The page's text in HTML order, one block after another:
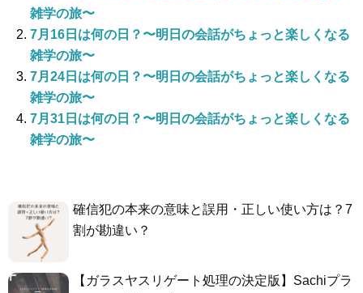
雑学の旅〜
7月16日は何の日？〜明日の会話がちょっと楽しくなる
雑学の旅〜
7月24日は何の日？〜明日の会話がちょっと楽しくなる
雑学の旅〜
7月31日は何の日？〜明日の会話がちょっと楽しくなる
雑学の旅〜
確信犯の本来の意味と誤用・正しい使い方は？7
割が勘違い？
【ガラスヤスリゲート処理の決定版】Sachiプラ